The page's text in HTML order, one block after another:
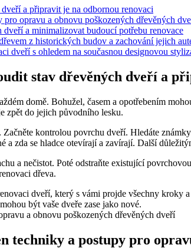
a připravit je na odbornou renovaci
opravu a obnovu poškozených dřevěných
a minimalizovat budoucí potřebu renovace
z historických budov a zachování jejich
dveří s ohledem na současnou designovou
stav dřevěných dveří a
domě. Bohužel, časem a opotřebením
zpět do jejich původního lesku.
kontrolou povrchu dveří. Hledáte
zda se hladce otevírají a zavírají. Další
a nečistot. Poté odstraňte existující
dřeva.
dveří, který s vámi projde všechny kroky
být vaše dveře zase jako nové.
techniky a postupy pro